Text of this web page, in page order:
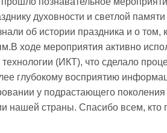
духовности и светлой
об истории праздника и о том,
ходе мероприятия активно
(ИКТ), что сделало
глубокому восприятию
у подрастающего поколения
нашей страны. Спасибо всем, кто